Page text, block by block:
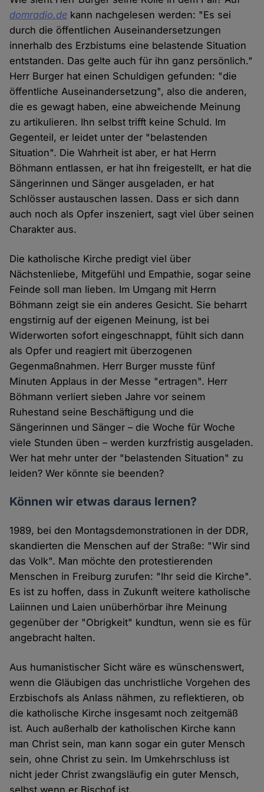
domradio.de kann nachgelesen werden: "Es sei
durch die öffentlichen Auseinandersetzungen
innerhalb des Erzbistums eine belastende Situation
entstanden. Das gelte auch für ihn ganz persönlich."
Herr Burger hat einen Schuldigen gefunden: "die
öffentliche Auseinandersetzung", also die anderen,
die es gewagt haben, eine abweichende Meinung
zu artikulieren. Ihn selbst trifft keine Schuld. Im
Gegenteil, er leidet unter der "belastenden
Situation". Die Wahrheit ist aber, er hat Herrn
Böhmann entlassen, er hat ihn freigestellt, er hat die
Sängerinnen und Sänger ausgeladen, er hat
Schlösser austauschen lassen. Dass er sich dann
auch noch als Opfer inszeniert, sagt viel über seinen
Charakter aus.
Die katholische Kirche predigt viel über
Nächstenliebe, Mitgefühl und Empathie, sogar seine
Feinde soll man lieben. Im Umgang mit Herrn
Böhmann zeigt sie ein anderes Gesicht. Sie beharrt
engstirnig auf der eigenen Meinung, ist bei
Widerworten sofort eingeschnappt, fühlt sich dann
als Opfer und reagiert mit überzogenen
Gegenmaßnahmen. Herr Burger musste fünf
Minuten Applaus in der Messe "ertragen". Herr
Böhmann verliert sieben Jahre vor seinem
Ruhestand seine Beschäftigung und die
Sängerinnen und Sänger – die Woche für Woche
viele Stunden üben – werden kurzfristig ausgeladen.
Wer hat mehr unter der "belastenden Situation" zu
leiden? Wer könnte sie beenden?
Können wir etwas daraus lernen?
1989, bei den Montagsdemonstrationen in der DDR,
skandierten die Menschen auf der Straße: "Wir sind
das Volk". Man möchte den protestierenden
Menschen in Freiburg zurufen: "Ihr seid die Kirche".
Es ist zu hoffen, dass in Zukunft weitere katholische
Laiinnen und Laien unüberhörbar ihre Meinung
gegenüber der "Obrigkeit" kundtun, wenn sie es für
angebracht halten.
Aus humanistischer Sicht wäre es wünschenswert,
wenn die Gläubigen das unchristliche Vorgehen des
Erzbischofs als Anlass nähmen, zu reflektieren, ob
die katholische Kirche insgesamt noch zeitgemäß
ist. Auch außerhalb der katholischen Kirche kann
man Christ sein, man kann sogar ein guter Mensch
sein, ohne Christ zu sein. Im Umkehrschluss ist
nicht jeder Christ zwangsläufig ein guter Mensch,